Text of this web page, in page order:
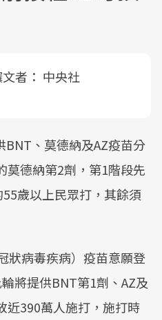
者： 中央社
BNT、莫德納及AZ疫苗分
莫德納第2劑，第1階段先
歲以上民眾打，其餘須
狀病毒疾病）疫苗意願登
將提供BNT第1劑、AZ及
近390萬人施打，施打時